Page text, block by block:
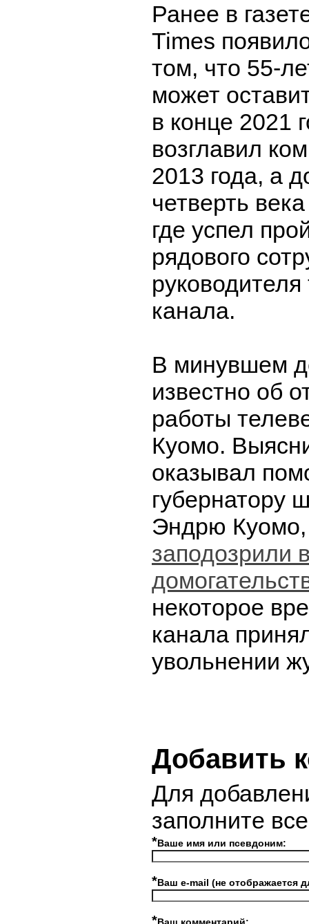
Ранее в
Times
том, что 55-
может
в конце 2021
возглавил
2013 года, а
четверть
где успел
рядового
канала.
В минувшем
известно об
работы
Куомо.
оказывал
губернатору
Эндрю Куомо,
заподозрили
некоторое
канала
увольнении
Добавить
Для
заполните
*Ваше имя или псевдоним:
*Ваш e-mail (не отображается
*